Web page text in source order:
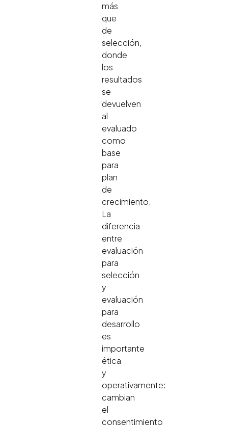
más
que
de
selección,
donde
los
resultados
se
devuelven
al
evaluado
como
base
para
plan
de
crecimiento.
La
diferencia
entre
evaluación
para
selección
y
evaluación
para
desarrollo
es
importante
ética
y
operativamente:
cambian
el
consentimiento